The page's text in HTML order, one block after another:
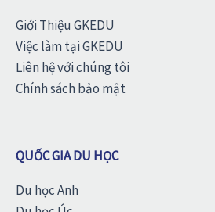
Giới Thiệu GKEDU
Việc làm tại GKEDU
Liên hệ với chúng tôi
Chính sách bảo mật
QUỐC GIA DU HỌC
Du học Anh